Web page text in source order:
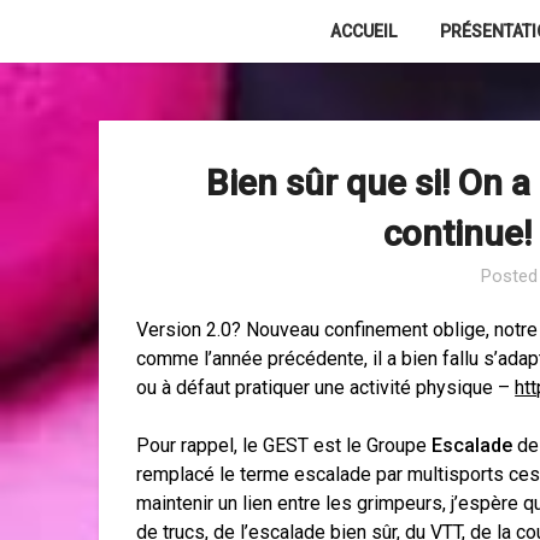
content
ACCUEIL
Bien sûr que si! On
Version 2.0? Nouveau confinement oblige,
comme l’année précédente, il a bien fallu
ou à défaut pratiquer une activité physique –
Pour rappel, le GEST est le Groupe Escalade
remplacé le terme escalade par multisports
maintenir un lien entre les grimpeurs, j’espère
de trucs, de l’escalade bien sûr, du VTT, de la